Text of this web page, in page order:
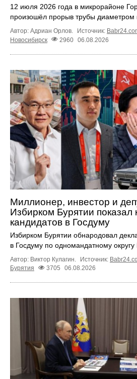
12 июля 2026 года в микрорайоне
произошёл прорыв трубы диаметром
Автор: Адриан Орлов. Источник:
Новосибирск
2960 06.08.2026
Миллионер, инвестор и
Избирком Бурятии показал
кандидатов в Госдуму
Избирком Бурятии обнародовал
в Госдуму по одномандатному
Автор: Виктор Кулагин. Источник:
Бурятия
3705 06.08.2026